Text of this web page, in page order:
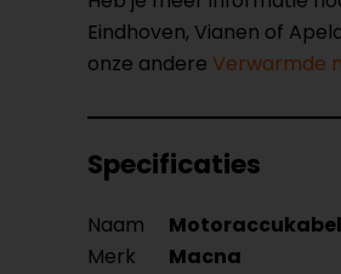
Eindhoven, Vianen of
onze andere Verwarmde
Specificaties
Naam
Merk
Macna